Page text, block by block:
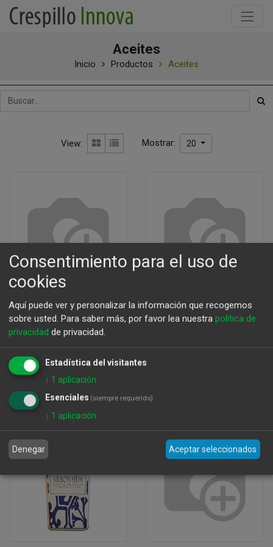
Aceites
Inicio Productos Aceites
View: Mostrar: 20
AO Los Villalones
Ronda perdigon 1º dia
cosecha
16,70€
Aceite Oro de Bailen
Consentimiento para el uso de
cookies
Aquí puede ver y personalizar la información que recogemos
sobre usted. Para saber más, por favor lea nuestra política de
privacidad de privacidad.
Estadística del visitantes
↓ 1 aplicación
Esenciales (siempre requerido)
↓ 1 aplicación
Denegar Aceptar seleccionados